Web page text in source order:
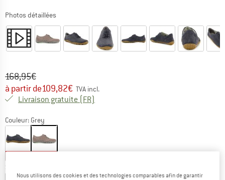
Photos détaillées
Prix initial :
168,95€
Prix:
à partir de109,82€ TVA incl.
Livraison gratuite (FR)
Couleur: Grey
Nous utilisons des cookies et des technologies comparables afin de garantir